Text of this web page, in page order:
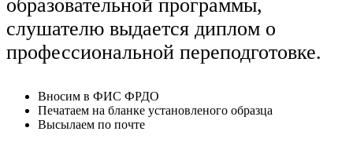
образовательной программы,
слушателю выдается диплом о
профессиональной переподготовке.
Вносим в ФИС ФРДО
Печатаем на бланке установленого образца
Высылаем по почте